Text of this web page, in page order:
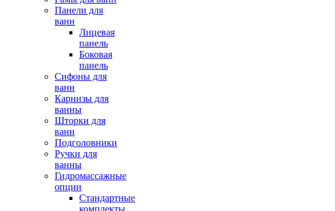
Панели для
ванн
Лицевая
панель
Боковая
панель
Сифоны для
ванн
Карнизы для
ванны
Шторки для
ванн
Подголовники
Ручки для
ванны
Гидромассажные
опции
Стандартные
комплекты